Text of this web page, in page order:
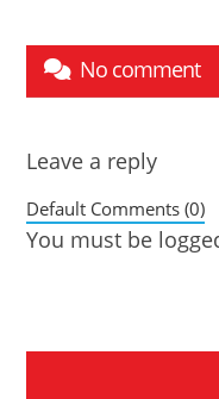
No comment
Leave a reply
Default Comments (0)
You must be